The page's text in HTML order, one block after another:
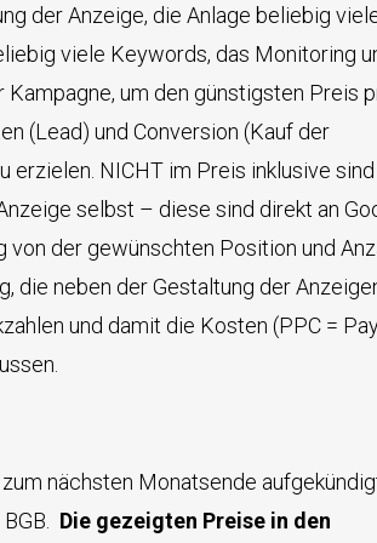
der Anzeige, die Anlage beliebig
viele Keywords, das Monitoring
um den günstigsten Preis
(Lead) und Conversion (Kauf der
erzielen. NICHT im Preis inklusive sind
selbst – diese sind direkt an
von der gewünschten Position und
die neben der Gestaltung der
und damit die Kosten (PPC =
nächsten Monatsende
Die gezeigten Preise in den